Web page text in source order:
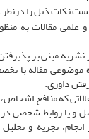
نکات ذیل را
مقالات به
مبنی بر
موضوعی مقاله با
داوری.
که منافع
و یا روابط شخصی
تجزیه و